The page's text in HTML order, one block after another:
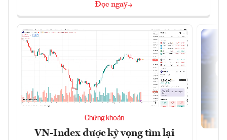
Đọc ngay
Chứng khoán
VN-Index được kỳ vọng tìm lại